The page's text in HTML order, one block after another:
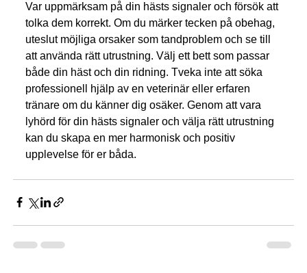
Var uppmärksam på din hästs signaler och försök att
tolka dem korrekt. Om du märker tecken på obehag,
uteslut möjliga orsaker som tandproblem och se till
att använda rätt utrustning. Välj ett bett som passar
både din häst och din ridning. Tveka inte att söka
professionell hjälp av en veterinär eller erfaren
tränare om du känner dig osäker. Genom att vara
lyhörd för din hästs signaler och välja rätt utrustning
kan du skapa en mer harmonisk och positiv
upplevelse för er båda.